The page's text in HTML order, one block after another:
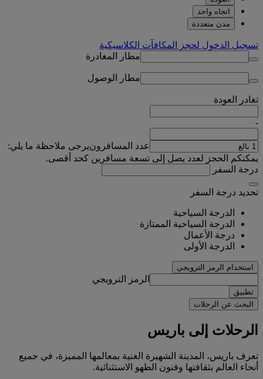
اتجاه واحد
مدن متعددة
تسجيل الدخول لحجز المكافآت الكلاسيكية
مطار المغادرة
مطار الوصول
تغادر العودة
-
عدد المسافرونيرجى ملاحظة ما يلي:
يمكنكم الحجز لعدد يصل إلى تسعة مسافرين كحد أقصى.
درجة السفر
تحديد درجة السفر
الدرجة السياحية
الدرجة السياحية الممتازة
درجة الأعمال
الدرجة الأولى
استخدام الرمز الترويجي
الرمز الترويجي
تطبيق
البحث عن الرحلات
الرحلات إلى باريس
تعرف باريس، المدينة الشهيرة الغنية بمعالمها المميزة، في جميع
أنحاء العالم بثقافتها وفنون الطهو الاستثنائية.